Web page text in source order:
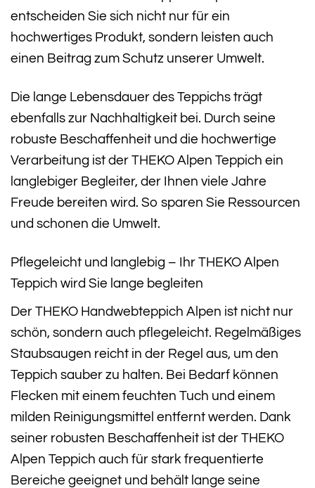
entscheiden Sie sich nicht nur für ein
hochwertiges Produkt, sondern leisten auch
einen Beitrag zum Schutz unserer Umwelt.
Die lange Lebensdauer des Teppichs trägt
ebenfalls zur Nachhaltigkeit bei. Durch seine
robuste Beschaffenheit und die hochwertige
Verarbeitung ist der THEKO Alpen Teppich ein
langlebiger Begleiter, der Ihnen viele Jahre
Freude bereiten wird. So sparen Sie Ressourcen
und schonen die Umwelt.
Pflegeleicht und langlebig – Ihr THEKO Alpen
Teppich wird Sie lange begleiten
Der THEKO Handwebteppich Alpen ist nicht nur
schön, sondern auch pflegeleicht. Regelmäßiges
Staubsaugen reicht in der Regel aus, um den
Teppich sauber zu halten. Bei Bedarf können
Flecken mit einem feuchten Tuch und einem
milden Reinigungsmittel entfernt werden. Dank
seiner robusten Beschaffenheit ist der THEKO
Alpen Teppich auch für stark frequentierte
Bereiche geeignet und behält lange seine